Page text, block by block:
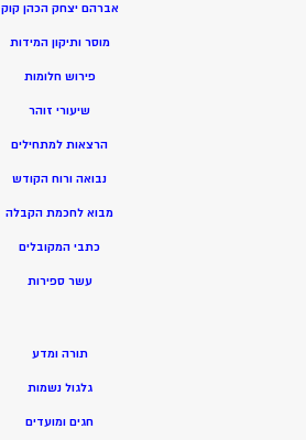
אברהם יצחק הכהן קוק
מוסר ותיקון המידות
פירוש חלומות
שיעורי זוהר
הרצאות למתחילים
נבואה ורוח הקודש
מבוא לחכמת הקבלה
כתבי המקובלים
עשר ספירות
תורה ומדע
גלגול נשמות
חגים ומועדים